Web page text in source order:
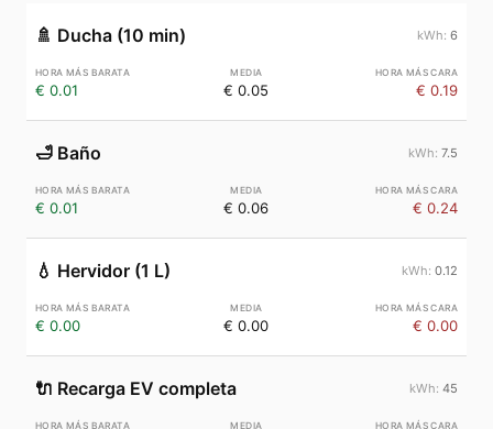
🚿 Ducha (10 min) 6
€ 0.01 € 0.05 € 0.19
🛁 Baño 7.5
€ 0.01 € 0.06 € 0.24
💧 Hervidor (1 L) 0.12
€ 0.00 € 0.00 € 0.00
🔌 Recarga EV completa 45